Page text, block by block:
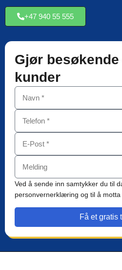
+47 940 55 555
Gjør
kunder
Ved å sende inn samtykker du til
personvernerklæring og til å motta
Få et gratis